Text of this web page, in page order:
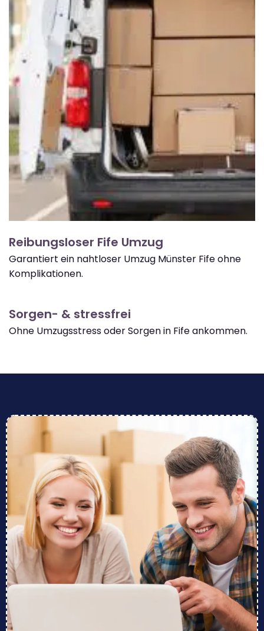
Reibungsloser Fife Umzug
Garantiert ein nahtloser Umzug Münster Fife ohne
Komplikationen.
Sorgen- & stressfrei
Ohne Umzugsstress oder Sorgen in Fife ankommen.